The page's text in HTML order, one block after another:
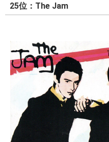
25位：The Jam